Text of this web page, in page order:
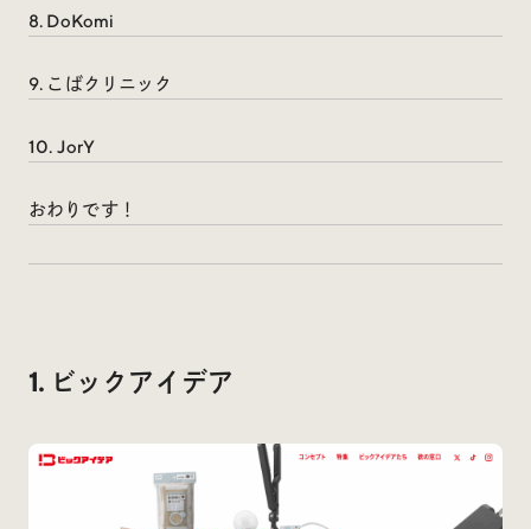
@iDID_team 平日ほぼ毎日投稿中！
8. DoKomi
9. こばクリニック
10. JorY
おわりです！
1. ビックアイデア